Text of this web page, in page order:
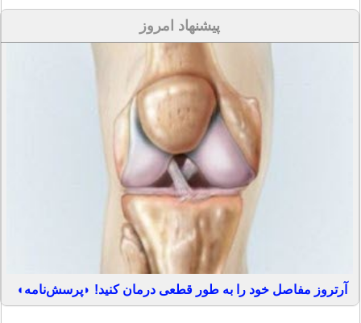
پیشنهاد امروز
آرتروز مفاصل خود را به طور قطعی درمان کنید! ◗پرسش‌نامه◖